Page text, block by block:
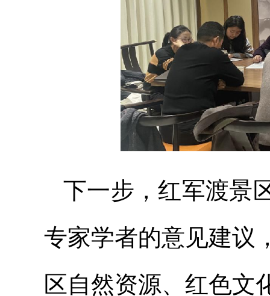
下一步，红军渡景
专家学者的意见建议
区自然资源、红色文